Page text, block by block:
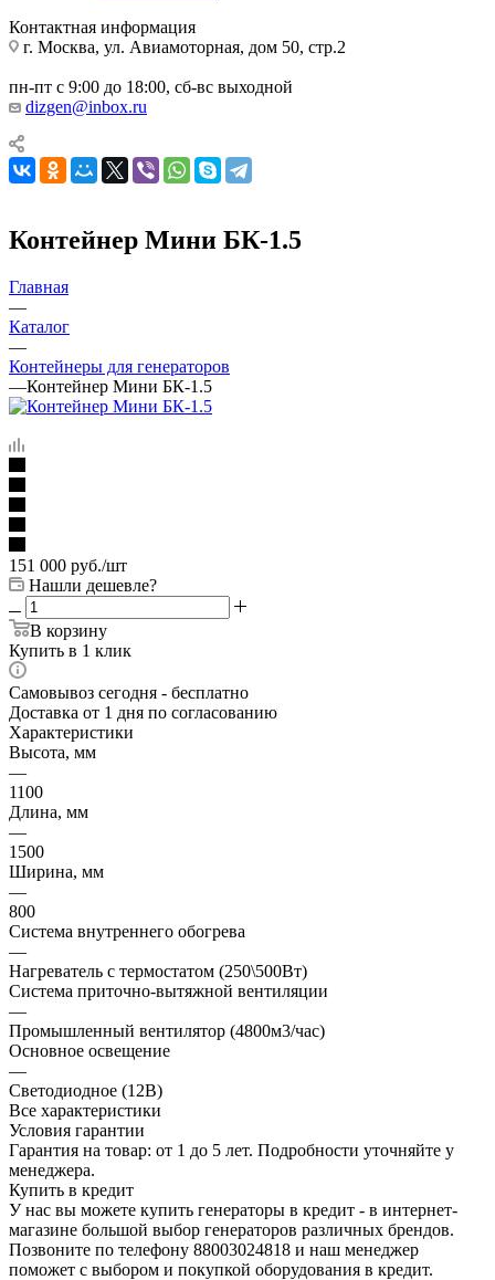
Контактная информация
г. Москва, ул. Авиамоторная, дом 50, стр.2
пн-пт с 9:00 до 18:00, сб-вс выходной
dizgen@inbox.ru
Контейнер Мини БК-1.5
Главная
—
Каталог
—
Контейнеры для генераторов
—Контейнер Мини БК-1.5
151 000 руб./шт
Нашли дешевле?
В корзину
Купить в 1 клик
Самовывоз сегодня - бесплатно
Доставка от 1 дня по согласованию
Характеристики
Высота, мм
—
1100
Длина, мм
—
1500
Ширина, мм
—
800
Система внутреннего обогрева
—
Нагреватель с термостатом (250\500Вт)
Система приточно-вытяжной вентиляции
—
Промышленный вентилятор (4800м3/час)
Основное освещение
—
Светодиодное (12В)
Все характеристики
Условия гарантии
Гарантия на товар: от 1 до 5 лет. Подробности уточняйте у
менеджера.
Купить в кредит
У нас вы можете купить генераторы в кредит - в интернет-
магазине большой выбор генераторов различных брендов.
Позвоните по телефону 88003024818 и наш менеджер
поможет с выбором и покупкой оборудования в кредит.